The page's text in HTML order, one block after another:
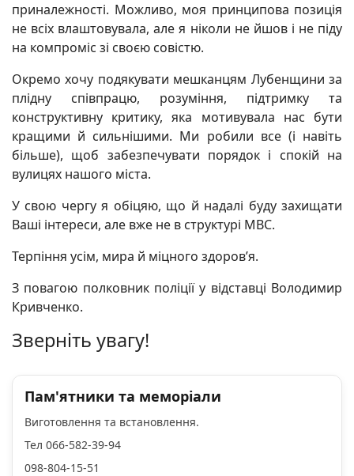
приналежності. Можливо, моя принципова позиція
не всіх влаштовувала, але я ніколи не йшов і не піду
на компроміс зі своєю совістю.
Окремо хочу подякувати мешканцям Лубенщини за
плідну співпрацю, розуміння, підтримку та
конструктивну критику, яка мотивувала нас бути
кращими й сильнішими. Ми робили все (і навіть
більше), щоб забезпечувати порядок і спокій на
вулицях нашого міста.
У свою чергу я обіцяю, що й надалі буду захищати
Ваші інтереси, але вже не в структурі МВС.
Терпіння усім, мира й міцного здоров’я.
З повагою полковник поліції у відставці Володимир
Кривченко.
Зверніть увагу!
Пам'ятники та меморіали
Виготовлення та встановлення.
Тел 066-582-39-94
098-804-15-51